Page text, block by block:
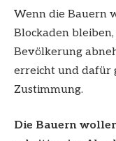
Wenn die Bauern
Blockaden
Bevölkerung
erreicht und dafür
Zustimmung.
Die Bauern